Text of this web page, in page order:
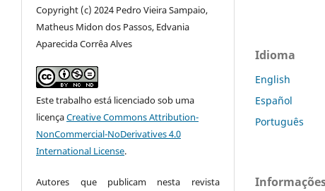
Copyright (c) 2024 Pedro Vieira Sampaio,
Matheus Midon dos Passos, Edvania
Aparecida Corrêa Alves
Este trabalho está licenciado sob uma
licençaCreative Commons Attribution-
NonCommercial-NoDerivatives 4.0
International License.
Autores que publicam nesta revista
Idioma
English
Español
Português